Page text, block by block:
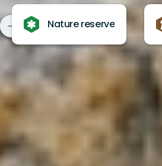
Nature reserve